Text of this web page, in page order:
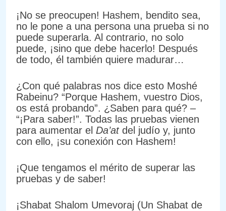
¡No se preocupen! Hashem, bendito sea,
no le pone a una persona una prueba si no
puede superarla. Al contrario, no solo
puede, ¡sino que debe hacerlo! Después
de todo, él también quiere madurar…
¿Con qué palabras nos dice esto Moshé
Rabeinu? “Porque Hashem, vuestro Dios,
os está probando”. ¿Saben para qué? –
“¡Para saber!”. Todas las pruebas vienen
para aumentar el Da’atdel judío y, junto
con ello, ¡su conexión con Hashem!
¡Que tengamos el mérito de superar las
pruebas y de saber!
¡Shabat Shalom Umevoraj (Un Shabat de